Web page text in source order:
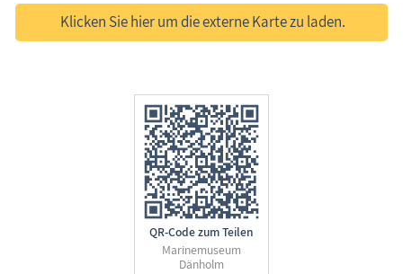
Klicken Sie hier um die externe Karte zu laden.
QR-Code zum Teilen
Marinemuseum
Dänholm